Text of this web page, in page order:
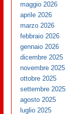
maggio 2026
aprile 2026
marzo 2026
febbraio 2026
gennaio 2026
dicembre 2025
novembre 2025
ottobre 2025
settembre 2025
agosto 2025
luglio 2025